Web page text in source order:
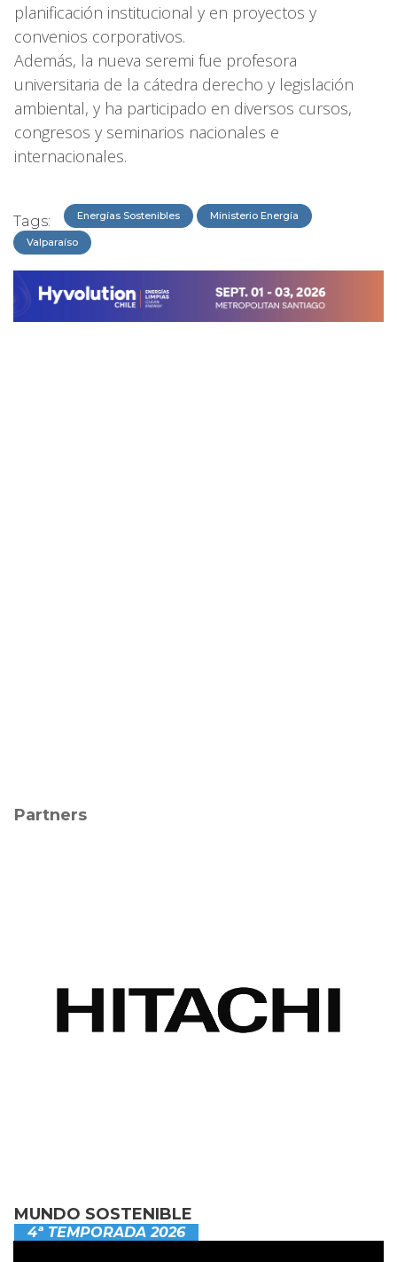
planificación institucional y en proyectos y
convenios corporativos.
Además, la nueva seremi fue profesora
universitaria de la cátedra derecho y legislación
ambiental, y ha participado en diversos cursos,
congresos y seminarios nacionales e
internacionales.
Tags: Energías Sostenibles Ministerio Energía
Valparaíso
Partners
MUNDO SOSTENIBLE
4ª TEMPORADA 2026